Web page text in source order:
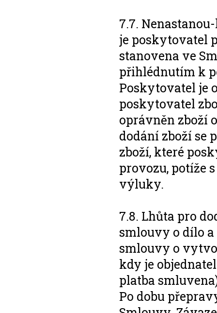
7.7.
je poskytovatel
stanovena ve
přihlédnutím k
Poskytovatel je
poskytovatel
oprávněn zboží
dodání zboží se
zboží, které
provozu, potíže
výluky.
7.8. Lhůta pro
smlouvy o dílo
smlouvy o
kdy je
platba
Po dobu